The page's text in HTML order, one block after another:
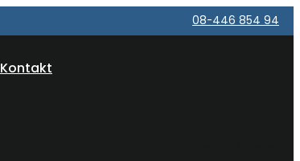
08-446 854 94
Kontakt